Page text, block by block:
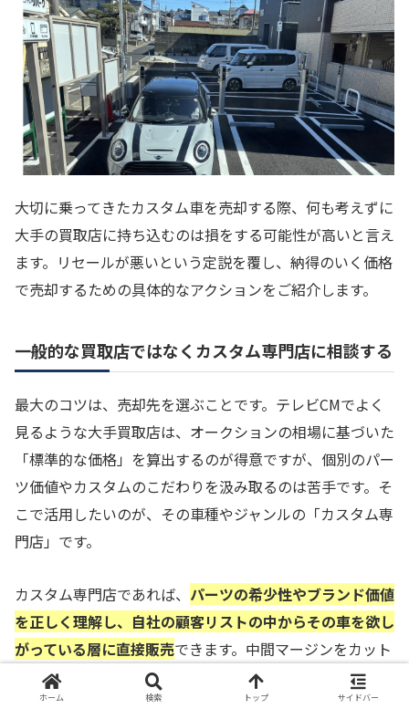
大切に乗ってきたカスタム車を売却する際、何も考えずに
大手の買取店に持ち込むのは損をする可能性が高いと言え
ます。リセールが悪いという定説を覆し、納得のいく価格
で売却するための具体的なアクションをご紹介します。
一般的な買取店ではなくカスタム専門店に相談する
最大のコツは、売却先を選ぶことです。テレビCMでよく
見るような大手買取店は、オークションの相場に基づいた
「標準的な価格」を算出するのが得意ですが、個別のパー
ツ価値やカスタムのこだわりを汲み取るのは苦手です。そ
こで活用したいのが、その車種やジャンルの「カスタム専
門店」です。
カスタム専門店であれば、 パーツの希少性やブランド価値
を正しく理解し、自社の顧客リストの中からその車を欲し
がっている層に直接販売できます。中間マージンをカット
し、カスタムの内容をプラスの価値として評価してくれる
ため、大手より数十万円高い査定が出ることも珍しくあり
ホーム 検索 トップ サイドバー